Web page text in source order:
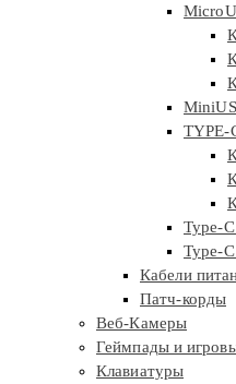
TYPE-
Type-
Type-
Кабели
Патч-корды
Веб-Камеры
Геймпады и
Клавиатуры